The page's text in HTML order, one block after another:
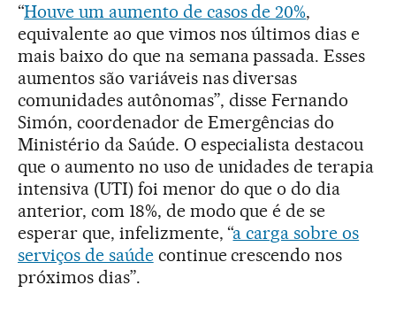
“Houve um aumento de casos de 20%,
equivalente ao que vimos nos últimos dias e
mais baixo do que na semana passada. Esses
aumentos são variáveis nas diversas
comunidades autônomas”, disse Fernando
Simón, coordenador de Emergências do
Ministério da Saúde. O especialista destacou
que o aumento no uso de unidades de terapia
intensiva (UTI) foi menor do que o do dia
anterior, com 18%, de modo que é de se
esperar que, infelizmente, “a carga sobre os
serviços de saúdecontinue crescendo nos
próximos dias”.